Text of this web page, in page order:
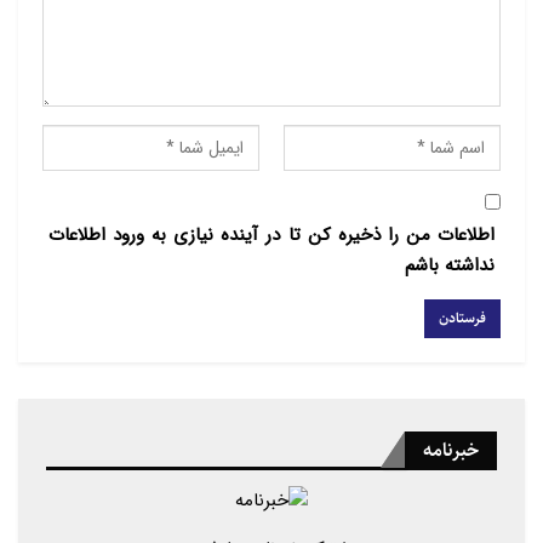
بی‌سابقه رسیده است. گزارش سنا در سال ۲۰۲۳ نشان
می‌دهد که کانادا از نظر کشتار هدفمند مسلمانان با انگیزه
کانادایی یک نفر به مسلمانان اعتماد ندارد.
اسلام‌هراسی در کانادا می‌گوید: اسلام‌هراسی واقعاً در
به دور نیست. این اعمال خشونت‌آمیز مدتهاست که
افزایش یافته است.
اطلاعات من را ذخیره کن تا در آینده نیازی به ورود اطلاعات
نداشته باشم
خبرنامه